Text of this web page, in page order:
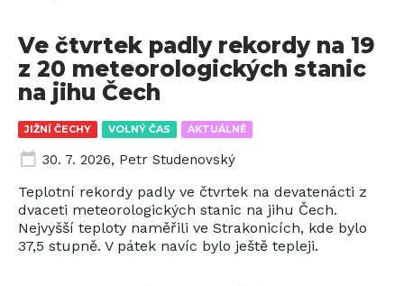
JIŽNÍ ČECHY VOLNÝ ČAS AKTUÁLNĚ
Ve čtvrtek padly rekordy na 19
z 20 meteorologických stanic
na jihu Čech
30. 7. 2026, Petr Studenovský
Teplotní rekordy padly ve čtvrtek na devatenácti z
dvaceti meteorologických stanic na jihu Čech.
Nejvyšší teploty naměřili ve Strakonicích, kde bylo
37,5 stupně. V pátek navíc bylo ještě tepleji.